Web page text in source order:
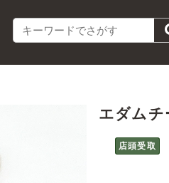
エダムチ
店頭受取